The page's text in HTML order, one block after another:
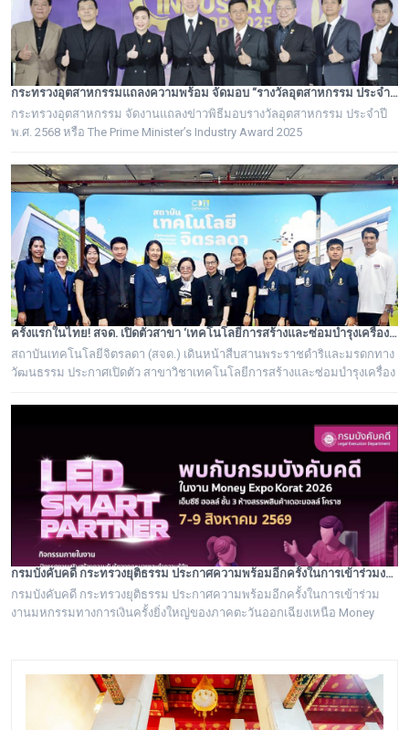
กระทรวงอุตสาหกรรมแถลงความพร้อม จัดมอบ “รางวัลอุตสาหกรรม ประจำปี พ.ศ. 2568” เชิดชูผู้ประกอบการต้นแบบ ยกระดับอุตสาหกรรมไทยสู่ความเป็นเลิศอย่างยั่งยืน
กระทรวงอุตสาหกรรม จัดงานแถลงข่าวพิธีมอบรางวัลอุตสาหกรรม ประจำปี
พ.ศ. 2568 หรือ The Prime Minister’s Industry Award 2025
ครั้งแรกในไทย! สจด. เปิดตัวสาขา ‘เทคโนโลยีการสร้างและซ่อมบำรุงเครื่องดนตรีไทย’ ถอดรหัสภูมิปัญญาปราชญ์ชาวบ้าน ยกระดับช่างดนตรีไทยสู่มืออาชีพ
สถาบันเทคโนโลยีจิตรลดา (สจด.) เดินหน้าสืบสานพระราชดำริและมรดกทาง
วัฒนธรรม ประกาศเปิดตัว สาขาวิชาเทคโนโลยีการสร้างและซ่อมบำรุงเครื่อง
"องค์ความรู้และศาสตร์จากปราชญ์ชาวบ้าน" เข้ากับระบบการเรียนการสอน
กรมบังคับคดี กระทรวงยุติธรรม ประกาศความพร้อมอีกครั้งในการเข้าร่วมงานมหกรรมทางการเงินครั้งยิ่งใหญ่ของภาคตะวันออกเฉียงเหนือ Money Expo Korat 2026
กรมบังคับคดี กระทรวงยุติธรรม ประกาศความพร้อมอีกครั้งในการเข้าร่วม
งานมหกรรมทางการเงินครั้งยิ่งใหญ่ของภาคตะวันออกเฉียงเหนือ Money